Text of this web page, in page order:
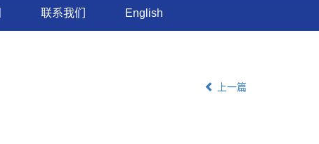
联系我们 English
上一篇